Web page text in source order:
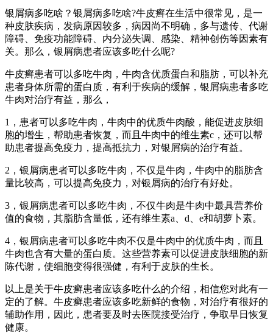
银屑病多吃啥？银屑病多吃啥?牛皮癣在生活中很常见，是一
种皮肤疾病，发病原因较多，病因尚不明确，多与遗传、代谢
障碍、免疫功能障碍、内分泌失调、感染、精神创伤等因素有
关。那么，银屑病患者应该多吃什么呢?
牛皮癣患者可以多吃牛肉，牛肉含优质蛋白和脂肪，可以补充
患者身体所需的蛋白质，有利于疾病的缓解，银屑病患者多吃
牛肉对治疗有益，那么，
1，患者可以多吃牛肉，牛肉中的优质牛肉酸，能促进皮肤细
胞的增生，帮助患者恢复，而且牛肉中的维生素c，还可以帮
助患者提高免疫力，提高抵抗力，对银屑病的治疗有益。
2，银屑病患者可以多吃牛肉，不仅是牛肉，牛肉中的脂肪含
量比较高，可以提高免疫力，对银屑病的治疗有好处。
3，银屑病患者可以多吃牛肉，不仅牛肉是牛肉中最具营养价
值的食物，其脂肪含量低，还有维生素a、d、e和胡萝卜素。
4，银屑病患者可以多吃牛肉不仅是牛肉中的优质牛肉，而且
牛肉也含有大量的蛋白质。这些营养素可以促进皮肤细胞的新
陈代谢，使细胞变得很强健，有利于皮肤的生长。
以上是关于牛皮癣患者应该多吃什么的介绍，相信您对此有一
定的了解。牛皮癣患者应该多吃新鲜的食物，对治疗有很好的
辅助作用，因此，患者要及时去医院接受治疗，争取早日恢复
健康。